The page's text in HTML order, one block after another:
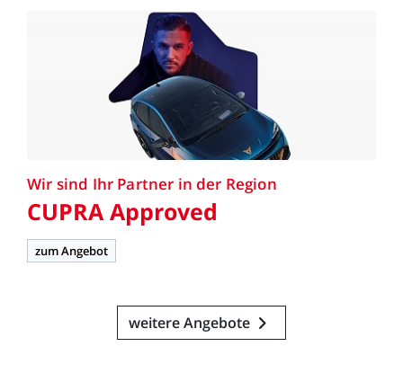
Wir sind Ihr Partner in der Region
CUPRA Approved
zum Angebot
weitere Angebote